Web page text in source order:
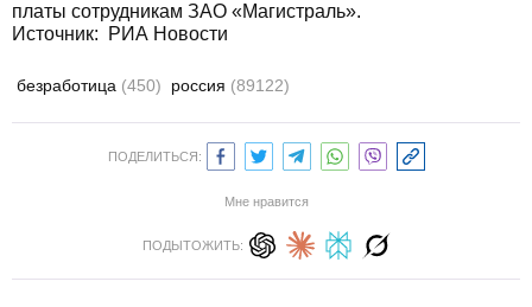
платы сотрудникам ЗАО «Магистраль».
Источник: РИА Новости
безработица (450) россия (89122)
ПОДЕЛИТЬСЯ:
Мне нравится
ПОДЫТОЖИТЬ: